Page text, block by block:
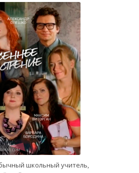
школьный учитель,